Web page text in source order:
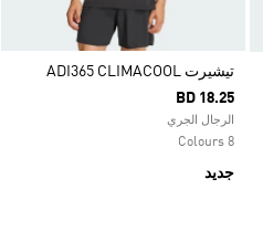
تيشيرت ADI365 CLIMACOOL
BD 18.25
الرجال الجري
8 Colours
جديد